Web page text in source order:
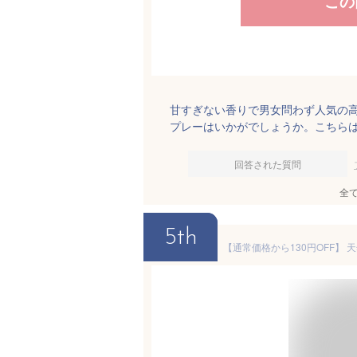
甘すぎない香りで男女問わず人気の
プレーはいかがでしょうか。こちら
回答された質問
全
5th